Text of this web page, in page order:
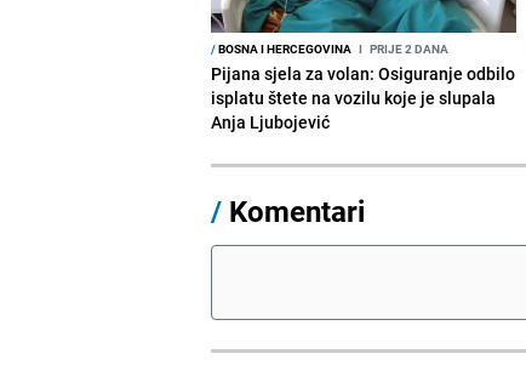
/BOSNA I HERCEGOVINA I PRIJE 2 DANA
Pijana sjela za volan: Osiguranje odbilo
isplatu štete na vozilu koje je slupala
Anja Ljubojević
/ Komentari